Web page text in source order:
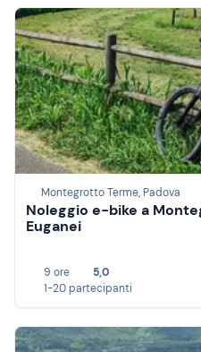
Montegrotto Terme, Padova
Noleggio e-bike a
Euganei
9 ore
5,0
1-20 partecipanti